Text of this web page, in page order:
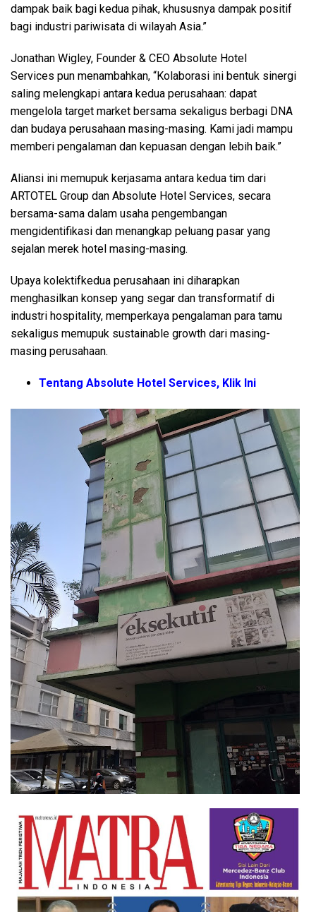
dampak baik bagi kedua pihak, khususnya dampak positif
bagi industri pariwisata di wilayah Asia.”
Jonathan Wigley, Founder & CEO Absolute Hotel
Services pun menambahkan, “Kolaborasi ini bentuk sinergi
saling melengkapi antara kedua perusahaan: dapat
mengelola target market bersama sekaligus berbagi DNA
dan budaya perusahaan masing-masing. Kami jadi mampu
memberi pengalaman dan kepuasan dengan lebih baik.”
Aliansi ini memupuk kerjasama antara kedua tim dari
ARTOTEL Group dan Absolute Hotel Services, secara
bersama-sama dalam usaha pengembangan
mengidentifikasi dan menangkap peluang pasar yang
sejalan merek hotel masing-masing.
Upaya kolektifkedua perusahaan ini diharapkan
menghasilkan konsep yang segar dan transformatif di
industri hospitality, memperkaya pengalaman para tamu
sekaligus memupuk sustainable growth dari masing-
masing perusahaan.
Tentang Absolute Hotel Services, Klik Ini